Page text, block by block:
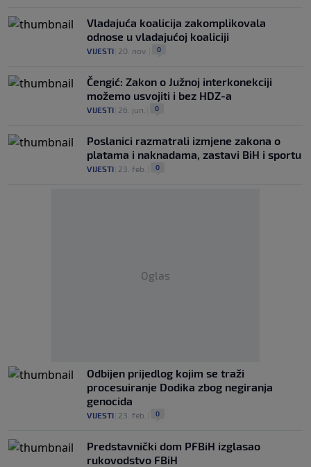
Vladajuća koalicija zakomplikovala
odnose u vladajućoj koaliciji
VIJESTI 20. nov. 0
Čengić: Zakon o Južnoj interkonekciji
možemo usvojiti i bez HDZ-a
VIJESTI 26. jun. 0
Poslanici razmatrali izmjene zakona o
platama i naknadama, zastavi BiH i sportu
VIJESTI 23. feb. 0
Oglas
Odbijen prijedlog kojim se traži
procesuiranje Dodika zbog negiranja
genocida
VIJESTI 23. feb. 0
Predstavnički dom PFBiH izglasao
rukovodstvo FBiH